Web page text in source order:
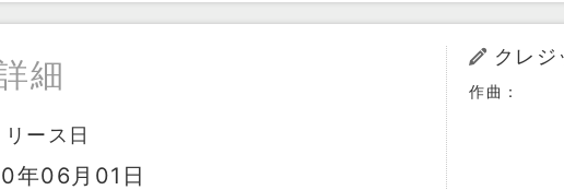
細
リース日
年06月01日
クレジ
作曲：